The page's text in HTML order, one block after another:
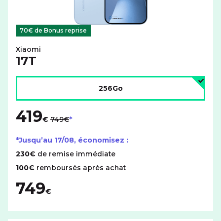
70€ de Bonus reprise
Xiaomi
17T
256Go
419€ 749€
*Jusqu’au 17/08, économisez :
230€ de remise immédiate
100€ remboursés après achat
749€